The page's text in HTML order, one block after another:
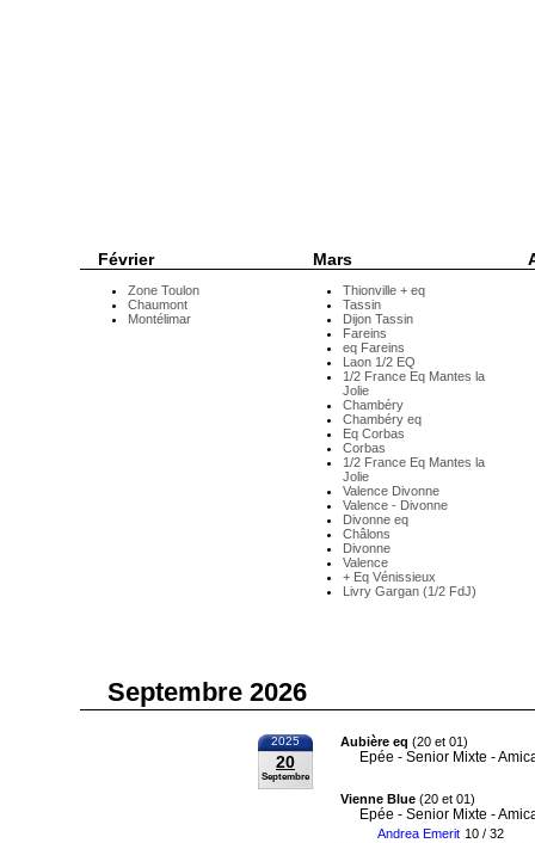
Février
Zone Toulon
Chaumont
Montélimar
Mars
Thionville + eq
Tassin
Dijon Tassin
Fareins
eq Fareins
Laon 1/2 EQ
1/2 France Eq Mantes la
Jolie
Chambéry
Chambéry eq
Eq Corbas
Corbas
1/2 France Eq Mantes la
Jolie
Valence Divonne
Valence - Divonne
Divonne eq
Châlons
Divonne
Valence
+ Eq Vénissieux
Livry Gargan (1/2 FdJ)
Septembre 2026
2025
20
Septembre
Aubière eq (20 et 01)
Epée - Senior Mixte -
Vienne Blue (20 et 01)
Epée - Senior Mixte -
Andrea Emerit 10 / 32